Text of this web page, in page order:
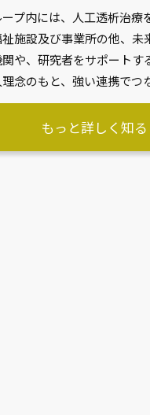
ープ内には、人工透析治療
施設及び事業所の他、未
や、研究者をサポートす
念のもと、強い連携でつ
もっと詳しく